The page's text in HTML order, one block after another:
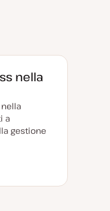
nella
a
gestione